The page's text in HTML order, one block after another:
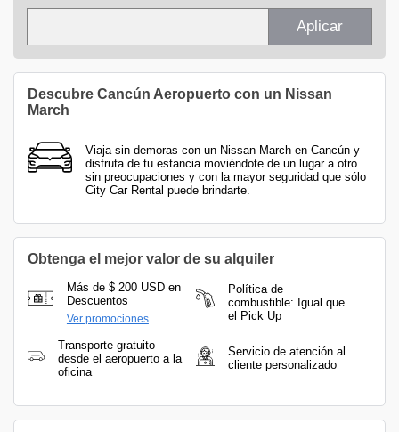
Aplicar
Descubre Cancún Aeropuerto con un Nissan
March
Viaja sin demoras con un Nissan March en Cancún y
disfruta de tu estancia moviéndote de un lugar a otro
sin preocupaciones y con la mayor seguridad que sólo
City Car Rental puede brindarte.
Obtenga el mejor valor de su alquiler
Más de $ 200 USD en
Descuentos
Ver promociones
Política de
combustible: Igual que
el Pick Up
Transporte gratuito
desde el aeropuerto a la
oficina
Servicio de atención al
cliente personalizado